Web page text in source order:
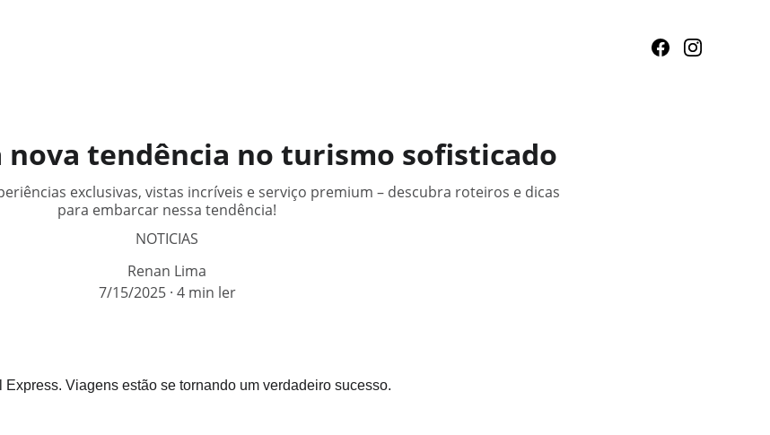
nova tendência no turismo sofisticado
exclusivas, vistas incríveis e serviço premium – descubra roteiros e dicas
para embarcar nessa tendência!
NOTICIAS
Renan Lima
7/15/2025 4 min ler